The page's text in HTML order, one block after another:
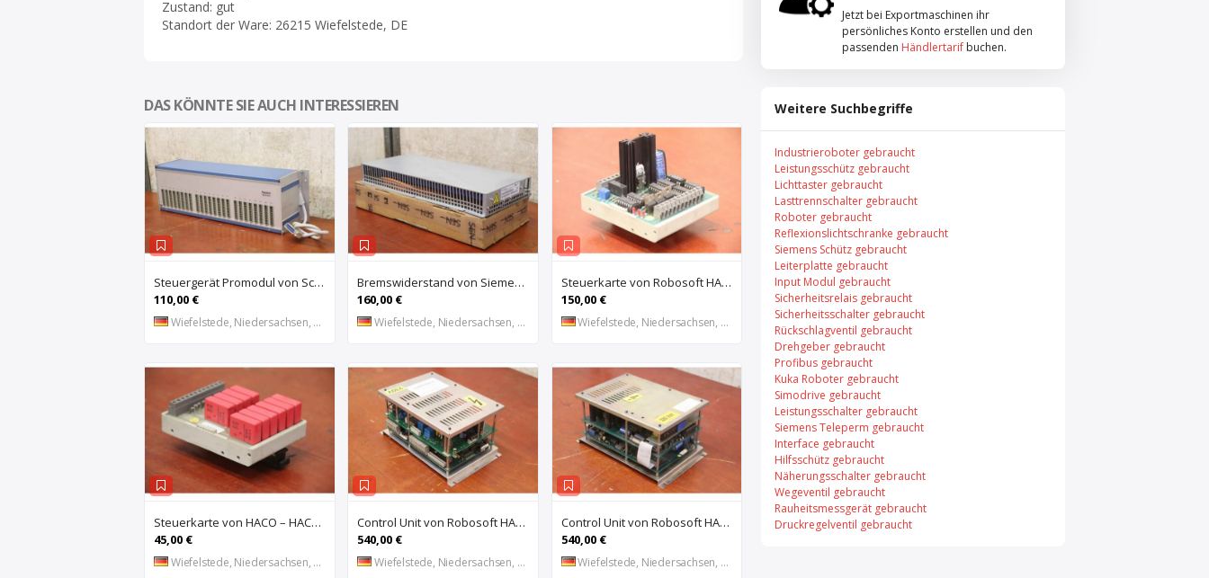
Zustand: gut
Standort der Ware: 26215 Wiefelstede, DE
DAS KÖNNTE SIE AUCH INTERESSIEREN
Steuergerät Promodul von Schleicher Ilsemann – KEG 24-30 KCD 1
110,00 €
Wiefelstede, Niedersachsen, DE
Bremswiderstand von Siemens – 6SL3100-1BE21-3AA0
160,00 €
Wiefelstede, Niedersachsen, DE
Steuerkarte von Robosoft HACO – HACC 013 PPES 30135
150,00 €
Wiefelstede, Niedersachsen, DE
Steuerkarte von HACO – HACE 032 PPES 30135
45,00 €
Wiefelstede, Niedersachsen, DE
Control Unit von Robosoft HACO – 411-1153 PPES 30135
540,00 €
Wiefelstede, Niedersachsen, DE
Control Unit von Robosoft HACO – 411-1084 / 412-0112 / 412-0094 PPES 30135
540,00 €
Wiefelstede, Niedersachsen, DE
Jetzt bei Exportmaschinen ihr
persönliches Konto erstellen und den
passenden Händlertarif buchen.
Weitere Suchbegriffe
Industrieroboter gebraucht
Leistungsschütz gebraucht
Lichttaster gebraucht
Lasttrennschalter gebraucht
Roboter gebraucht
Reflexionslichtschranke gebraucht
Siemens Schütz gebraucht
Leiterplatte gebraucht
Input Modul gebraucht
Sicherheitsrelais gebraucht
Sicherheitsschalter gebraucht
Rückschlagventil gebraucht
Drehgeber gebraucht
Profibus gebraucht
Kuka Roboter gebraucht
Simodrive gebraucht
Leistungsschalter gebraucht
Siemens Teleperm gebraucht
Interface gebraucht
Hilfsschütz gebraucht
Näherungsschalter gebraucht
Wegeventil gebraucht
Rauheitsmessgerät gebraucht
Druckregelventil gebraucht